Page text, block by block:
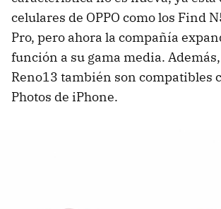
celulares de OPPO como los Find
Pro, pero ahora la compañía
función a su gama media.
Reno13 también son compatibles
Photos de iPhone.